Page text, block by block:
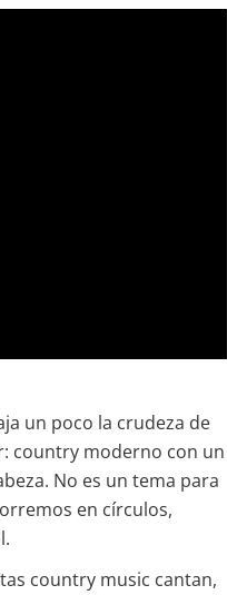
un poco la crudeza de
country moderno con un
No es un tema para
en círculos,
country music cantan,